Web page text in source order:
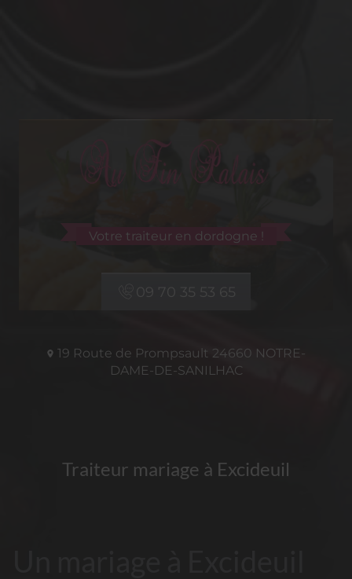
Votre traiteur en dordogne !
19 Route de Prompsault 24660 NOTRE-
DAME-DE-SANILHAC
09 70 35 53 65
Traiteur mariage à Excideuil